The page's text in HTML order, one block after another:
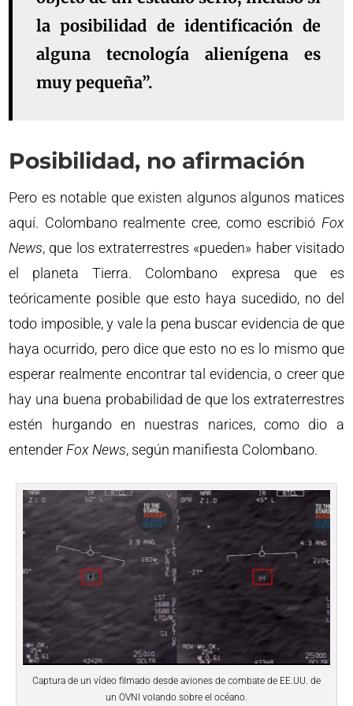
la posibilidad de identificación de
alguna tecnología alienígena es
muy pequeña”.
Posibilidad, no afirmación
Pero es notable que existen algunos algunos matices
aquí. Colombano realmente cree, como escribió Fox
News, que los extraterrestres «pueden» haber visitado
el planeta Tierra. Colombano expresa que es
teóricamente posible que esto haya sucedido, no del
todo imposible, y vale la pena buscar evidencia de que
haya ocurrido, pero dice que esto no es lo mismo que
esperar realmente encontrar tal evidencia, o creer que
hay una buena probabilidad de que los extraterrestres
estén hurgando en nuestras narices, como dio a
entender Fox News, según manifiesta Colombano.
Captura de un vídeo filmado desde aviones de combate de EE.UU. de
un OVNI volando sobre el océano.